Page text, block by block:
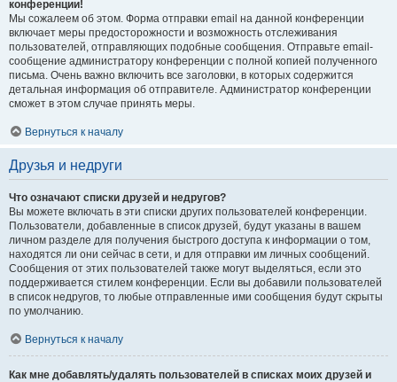
конференции!
Мы сожалеем об этом. Форма отправки email на данной конференции
включает меры предосторожности и возможность отслеживания
пользователей, отправляющих подобные сообщения. Отправьте email-
сообщение администратору конференции с полной копией полученного
письма. Очень важно включить все заголовки, в которых содержится
детальная информация об отправителе. Администратор конференции
сможет в этом случае принять меры.
Вернуться к началу
Друзья и недруги
Что означают списки друзей и недругов?
Вы можете включать в эти списки других пользователей конференции.
Пользователи, добавленные в список друзей, будут указаны в вашем
личном разделе для получения быстрого доступа к информации о том,
находятся ли они сейчас в сети, и для отправки им личных сообщений.
Сообщения от этих пользователей также могут выделяться, если это
поддерживается стилем конференции. Если вы добавили пользователей
в список недругов, то любые отправленные ими сообщения будут скрыты
по умолчанию.
Вернуться к началу
Как мне добавлять/удалять пользователей в списках моих друзей и